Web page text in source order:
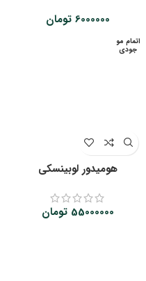
6000000 تومان
اتمام مو
جودی
هومیدور لوبینسکی
55000000 تومان